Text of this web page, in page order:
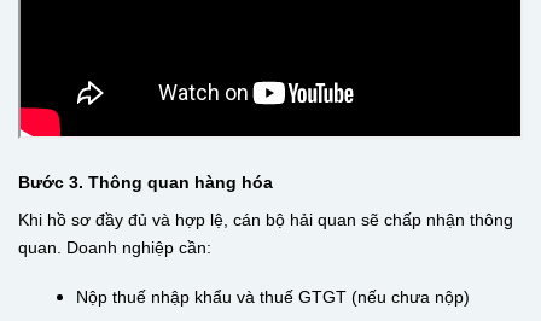
Bước 3. Thông quan hàng hóa
Khi hồ sơ đầy đủ và hợp lệ, cán bộ hải quan sẽ chấp nhận thông
quan. Doanh nghiệp cần:
Nộp thuế nhập khẩu và thuế GTGT (nếu chưa nộp)